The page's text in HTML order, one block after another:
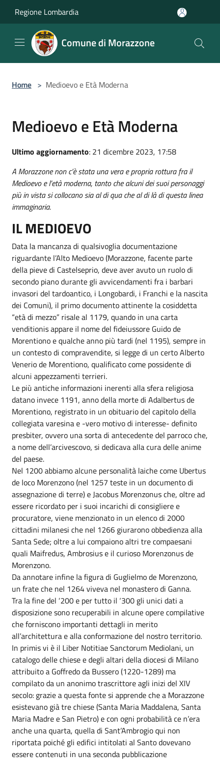
Regione Lombardia
Comune di Morazzone
Home > Medioevo e Età Moderna
Medioevo e Età Moderna
Ultimo aggiornamento: 21 dicembre 2023, 17:58
A Morazzone non c’è stata una vera e propria rottura fra il
Medioevo e l’età moderna, tanto che alcuni dei suoi personaggi
più in vista si collocano sia al di qua che al di là di questa linea
immaginaria.
IL MEDIOEVO
Data la mancanza di qualsivoglia documentazione
riguardante l’Alto Medioevo (Morazzone, facente parte
della pieve di Castelseprio, deve aver avuto un ruolo di
secondo piano durante gli avvicendamenti fra i barbari
invasori del tardoantico, i Longobardi, i Franchi e la nascita
dei Comuni), il primo documento attinente la cosiddetta
“età di mezzo” risale al 1179, quando in una carta
venditionis appare il nome del fideiussore Guido de
Morentiono e qualche anno più tardi (nel 1195), sempre in
un contesto di compravendite, si legge di un certo Alberto
Venerio de Morentiono, qualificato come possidente di
alcuni appezzamenti terrieri.
Le più antiche informazioni inerenti alla sfera religiosa
datano invece 1191, anno della morte di Adalbertus de
Morentiono, registrato in un obituario del capitolo della
collegiata varesina e -vero motivo di interesse- definito
presbiter, ovvero una sorta di antecedente del parroco che,
a nome dell’arcivescovo, si dedicava alla cura delle anime
del paese.
Nel 1200 abbiamo alcune personalità laiche come Ubertus
de loco Morenzono (nel 1257 teste in un documento di
assegnazione di terre) e Jacobus Morenzonus che, oltre ad
essere ricordato per i suoi incarichi di consigliere e
procuratore, viene menzionato in un elenco di 2000
cittadini milanesi che nel 1266 giurarono obbedienza alla
Santa Sede; oltre a lui compaiono altri tre compaesani
quali Maifredus, Ambrosius e il curioso Morenzonus de
Morenzono.
Da annotare infine la figura di Guglielmo de Morenzono,
un frate che nel 1264 viveva nel monastero di Ganna.
Tra la fine del ‘200 e per tutto il ‘300 gli unici dati a
disposizione sono recuperabili in alcune opere compilative
che forniscono importanti dettagli in merito
all’architettura e alla conformazione del nostro territorio.
In primis vi è il Liber Notitiae Sanctorum Mediolani, un
catalogo delle chiese e degli altari della diocesi di Milano
attribuito a Goffredo da Bussero (1220-1289) ma
compilato da un anonimo trascrittore agli inizi del XIV
secolo: grazie a questa fonte si apprende che a Morazzone
esistevano già tre chiese (Santa Maria Maddalena, Santa
Maria Madre e San Pietro) e con ogni probabilità ce n’era
anche una quarta, quella di Sant’Ambrogio qui non
riportata poiché gli edifici intitolati al Santo dovevano
essere contenuti in una seconda pubblicazione